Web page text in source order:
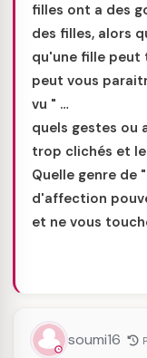
filles ont a des
des filles, alors
qu'une fille peut
peut vous
vu " …
quels gestes ou
trop clichés et
Quelle genre de
d'affection
et ne vous
soumi16